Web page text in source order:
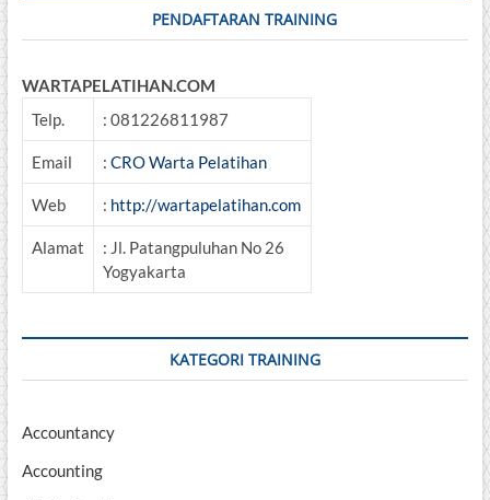
PENDAFTARAN TRAINING
WARTAPELATIHAN.COM
Telp.
: 081226811987
Email : CRO Warta Pelatihan
Web : http://wartapelatihan.com
Alamat
: Jl. Patangpuluhan No 26
Yogyakarta
KATEGORI TRAINING
Accountancy
Accounting